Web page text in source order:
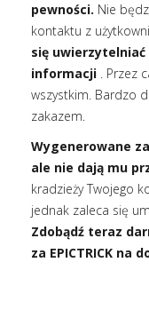
pewności. Nie
kontaktu z
się
informacji . Przez
wszystkim. Bardzo
zakazem.
Wygenerowane
ale nie dają mu
kradzieży Twojego
jednak zaleca się
Zdobądź teraz
za EPICTRICK na